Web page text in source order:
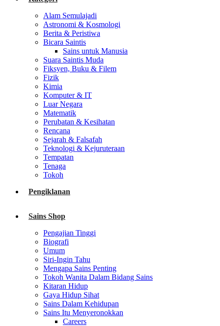
Alam Semulajadi
Astronomi & Kosmologi
Berita & Peristiwa
Bicara Saintis
Sains untuk Manusia
Suara Saintis Muda
Fiksyen, Buku & Filem
Fizik
Kimia
Komputer & IT
Luar Negara
Matematik
Perubatan & Kesihatan
Rencana
Sejarah & Falsafah
Teknologi & Kejuruteraan
Tempatan
Tenaga
Tokoh
Pengiklanan
Sains Shop
Pengajian Tinggi
Biografi
Umum
Siri-Ingin Tahu
Mengapa Sains Penting
Tokoh Wanita Dalam Bidang Sains
Kitaran Hidup
Gaya Hidup Sihat
Sains Dalam Kehidupan
Sains Itu Menyeronokkan
Careers